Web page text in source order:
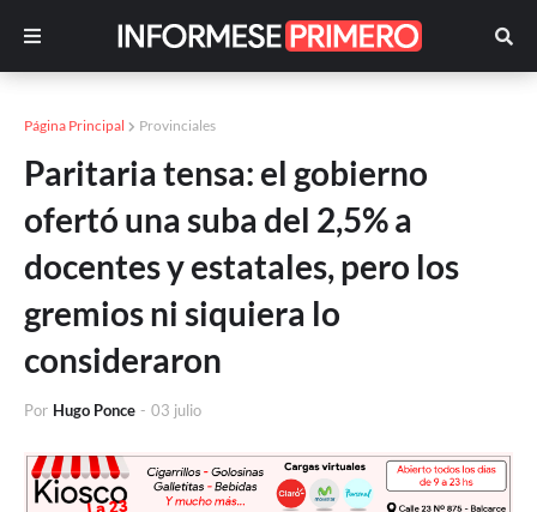
Página Principal Provinciales
Paritaria tensa: el gobierno
ofertó una suba del 2,5% a
docentes y estatales, pero los
gremios ni siquiera lo
consideraron
Por Hugo Ponce - 03 julio